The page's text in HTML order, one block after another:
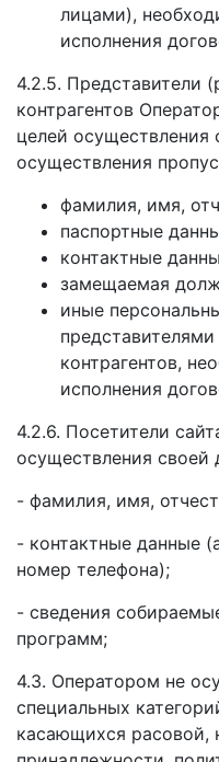
лицами),
исполнения
4.2.5. Представители
контрагентов
целей осуществления
осуществления
фамилия, имя,
паспортные
контактные
замещаемая
иные
контрагентов,
исполнения
4.2.6. Посетители
осуществления своей
- фамилия, имя,
- контактные данные
номер телефона);
- сведения
программ;
4.3. Оператором не
специальных
касающихся расовой,